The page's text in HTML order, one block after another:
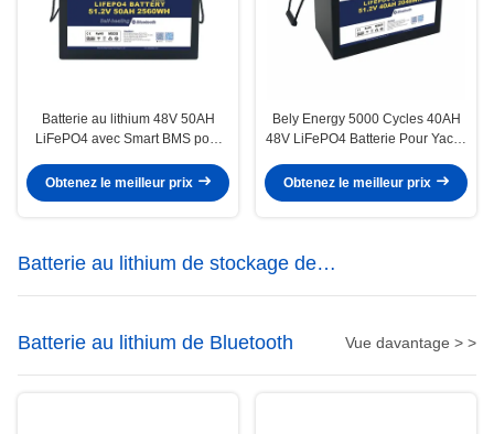
Batterie au lithium 48V 50AH
LiFePO4 avec Smart BMS pour
bateaux maritimes
Obtenez le meilleur prix
Bely Energy 5000 Cycles 40AH
48V LiFePO4 Batterie Pour Yachit
Obtenez le meilleur prix
Batterie au lithium de stockage de
l'énergie
Batterie au lithium de Bluetooth
Vue davantage > >